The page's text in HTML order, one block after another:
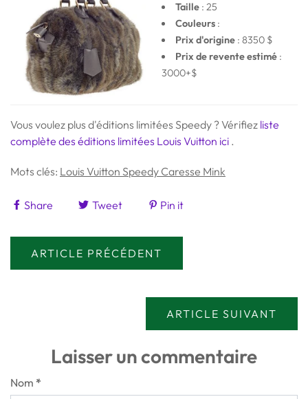
Taille : 25
Couleurs :
Prix ​​d'origine : 8350 $
Prix ​​de revente estimé :
3000+$
Vous voulez plus d'éditions limitées Speedy ? Vérifiez liste
complète des éditions limitées Louis Vuitton ici .
Mots clés: Louis Vuitton Speedy Caresse Mink
Share Tweet Pin it
ARTICLE PRÉCÉDENT
ARTICLE SUIVANT
Laisser un commentaire
Nom *